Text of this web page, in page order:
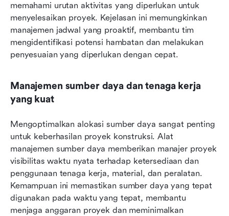
memahami urutan aktivitas yang diperlukan untuk
menyelesaikan proyek. Kejelasan ini memungkinkan
manajemen jadwal yang proaktif, membantu tim
mengidentifikasi potensi hambatan dan melakukan
penyesuaian yang diperlukan dengan cepat.
Manajemen sumber daya dan tenaga kerja
yang kuat
Mengoptimalkan alokasi sumber daya sangat penting
untuk keberhasilan proyek konstruksi. Alat
manajemen sumber daya memberikan manajer proyek
visibilitas waktu nyata terhadap ketersediaan dan
penggunaan tenaga kerja, material, dan peralatan.
Kemampuan ini memastikan sumber daya yang tepat
digunakan pada waktu yang tepat, membantu
menjaga anggaran proyek dan meminimalkan